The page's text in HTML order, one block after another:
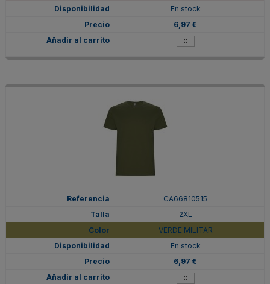
En stock
6,97 €
CA66810515
2XL
VERDE MILITAR
En stock
6,97 €